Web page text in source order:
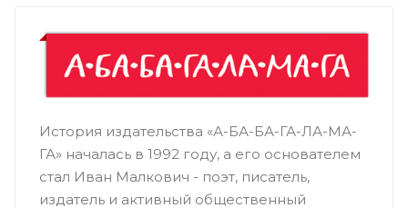
История издательства «А-БА-БА-ГА-ЛА-МА-
ГА» началась в 1992 году, а его основателем
стал Иван Малкович - поэт, писатель,
издатель и активный общественный